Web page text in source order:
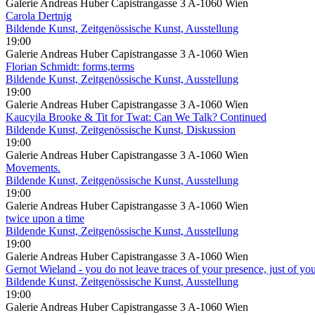
Galerie Andreas Huber Capistrangasse 3 A-1060 Wien
Carola Dertnig
Bildende Kunst, Zeitgenössische Kunst, Ausstellung
19:00
Galerie Andreas Huber Capistrangasse 3 A-1060 Wien
Florian Schmidt: forms,terms
Bildende Kunst, Zeitgenössische Kunst, Ausstellung
19:00
Galerie Andreas Huber Capistrangasse 3 A-1060 Wien
Kaucyila Brooke & Tit for Twat: Can We Talk? Continued
Bildende Kunst, Zeitgenössische Kunst, Diskussion
19:00
Galerie Andreas Huber Capistrangasse 3 A-1060 Wien
Movements.
Bildende Kunst, Zeitgenössische Kunst, Ausstellung
19:00
Galerie Andreas Huber Capistrangasse 3 A-1060 Wien
twice upon a time
Bildende Kunst, Zeitgenössische Kunst, Ausstellung
19:00
Galerie Andreas Huber Capistrangasse 3 A-1060 Wien
Gernot Wieland - you do not leave traces of your presence, just of
Bildende Kunst, Zeitgenössische Kunst, Ausstellung
19:00
Galerie Andreas Huber Capistrangasse 3 A-1060 Wien